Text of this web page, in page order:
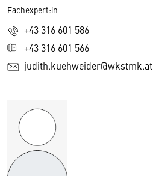
Fachexpert:in
+43 316 601 586
+43 316 601 566
judith.kuehweider@wkstmk.at